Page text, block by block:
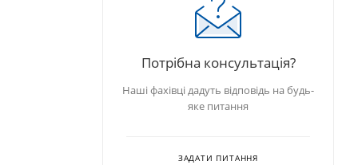
Потрібна консультація?
Наші фахівці дадуть відповідь на будь-
яке питання
ЗАДАТИ ПИТАННЯ